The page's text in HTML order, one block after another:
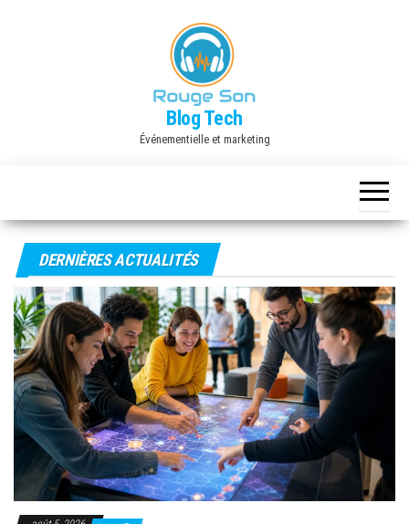
Blog Tech
Événementielle et marketing
DERNIÈRES ACTUALITÉS